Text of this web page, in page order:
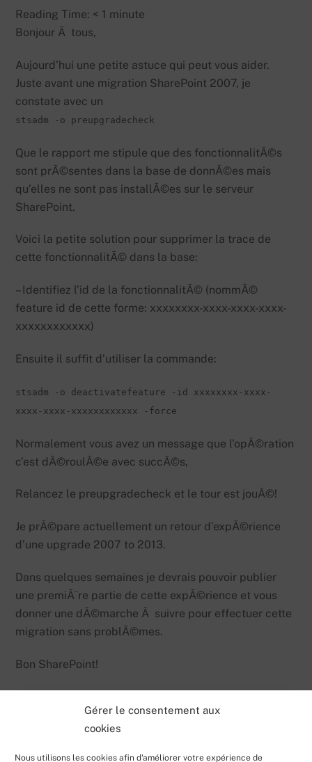
Gérer le consentement aux
cookies
Nous utilisons les cookies afin d'améliorer votre expérience de
Reading Time: < 1 minute
Bonjour Ã tous,
Aujourd’hui une petite astuce qui peut vous aider.
Juste avant une migration SharePoint 2007, je
constate avec un
stsadm -o preupgradecheck
Que le rapport me stipule que des fonctionnalitÃ©s
sont prÃ©sentes dans la base de donnÃ©es mais
qu’elles ne sont pas installÃ©es sur le serveur
SharePoint.
Voici la petite solution pour supprimer la trace de
cette fonctionnalitÃ© dans la base:
– Identifiez l’id de la fonctionnalitÃ© (nommÃ©
feature id de cette forme: xxxxxxxx-xxxx-xxxx-xxxx-
xxxxxxxxxxxx)
Ensuite il suffit d’utiliser la commande:
stsadm -o deactivatefeature -id xxxxxxxx-xxxx-
xxxx-xxxx-xxxxxxxxxxxx -force
Normalement vous avez un message que l’opÃ©ration
c’est dÃ©roulÃ©e avec succÃ©s,
Relancez le preupgradecheck et le tour est jouÃ©!
Je prÃ©pare actuellement un retour d’expÃ©rience
d’une upgrade 2007 to 2013.
Dans quelques semaines je devrais pouvoir publier
une premiÃ¨re partie de cette expÃ©rience et vous
donner une dÃ©marche Ã suivre pour effectuer cette
migration sans problÃ©mes.
Bon SharePoint!